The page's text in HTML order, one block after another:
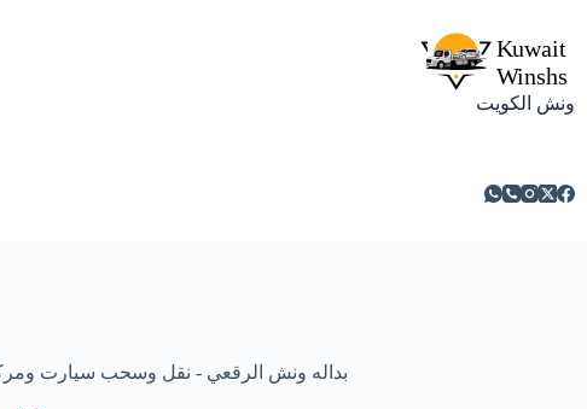
ونش الكويت
بداله ونش الرقعي - نقل وسحب سيارت ومركبات معطلة